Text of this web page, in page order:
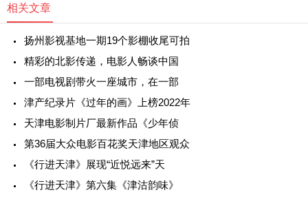
相关文章
扬州影视基地一期19个影棚收尾可拍
精彩的北影传递，电影人畅谈中国
一部电视剧带火一座城市，在一部
津产纪录片《过年的画》上榜2022年
天津电影制片厂最新作品《少年侦
第36届大众电影百花奖天津地区观众
《行进天津》展现“近悦远来”天
《行进天津》第六集《津沽韵味》